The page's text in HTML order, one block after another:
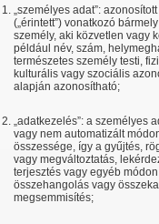
„személyes adat”:
(„érintett”) vonatkozó
személy, aki közvetlen vagy
például név, szám,
természetes személy testi,
kulturális vagy szociális
alapján azonosítható;
„adatkezelés”: a személyes
vagy nem automatizált
összessége, így a gyűjtés,
vagy megváltoztatás,
terjesztés vagy egyéb
összehangolás vagy
megsemmisítés;